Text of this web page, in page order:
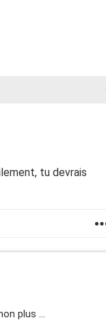
tu devrais
plus ...